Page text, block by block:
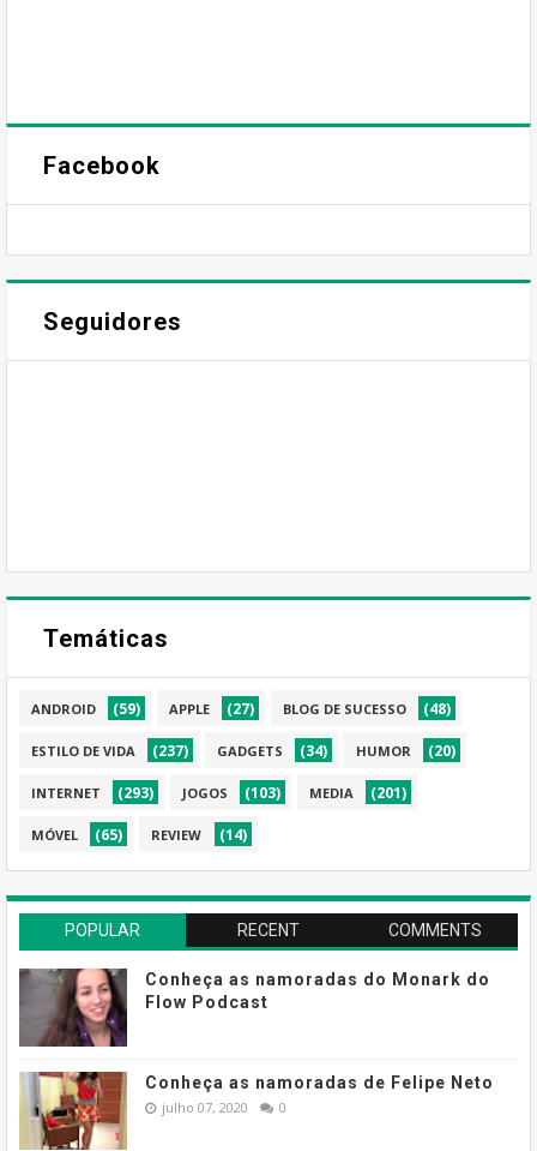
Facebook
Seguidores
Temáticas
ANDROID (59) APPLE (27) BLOG DE SUCESSO (48)
ESTILO DE VIDA (237) GADGETS (34) HUMOR (20)
INTERNET (293) JOGOS (103) MEDIA (201)
MÓVEL (65) REVIEW (14)
POPULAR RECENT COMMENTS
Conheça as namoradas do Monark do
Flow Podcast
Conheça as namoradas de Felipe Neto
julho 07, 2020 0